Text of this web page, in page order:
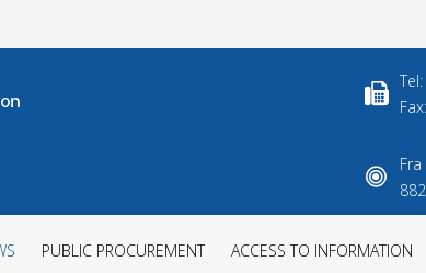
PUBLIC PROCUREMENT ACCESS TO INFORMATION